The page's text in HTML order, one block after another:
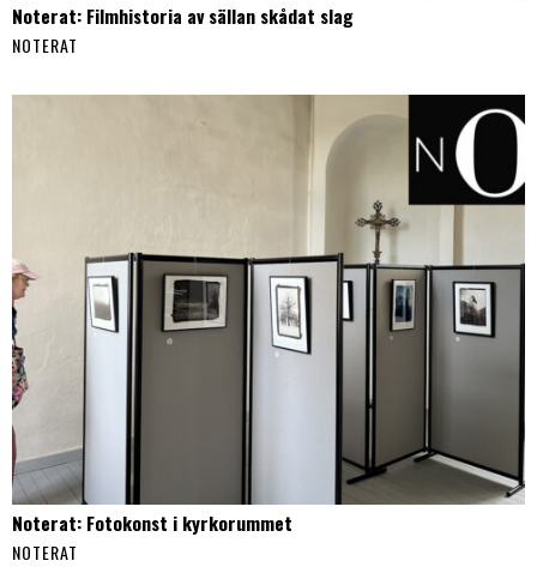
Noterat: Filmhistoria av sällan skådat slag
NOTERAT
Noterat: Fotokonst i kyrkorummet
NOTERAT